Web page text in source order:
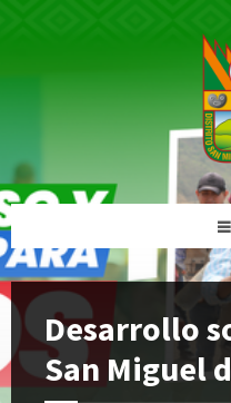
Desarrollo
San Miguel